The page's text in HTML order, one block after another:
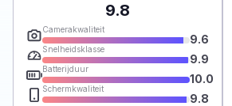
9.8
Camerakwaliteit
9.6
Snelheidsklasse
9.9
Batterijduur
10.0
Schermkwaliteit
9.8